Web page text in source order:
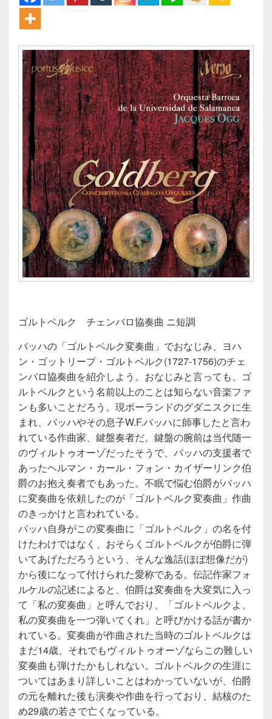
ゴルトベルク チェンバロ協奏曲 ニ短調
バッハの「ゴルトベルク変奏曲」でおなじみ、ヨハ
ン・ゴットリープ・ゴルトベルク(1727-1756)のチェ
ンバロ協奏曲を紹介しよう。おなじみと言っても、ゴ
ルトベルクという名前以上のことは知らない音楽ファ
ンも多いことだろう。現ポーランドのグダニスクに生
まれ、バッハやその息子W.F.バッハに師事したと言わ
れている作曲家、鍵盤奏者だ。鍵盤の腕前は当代随一
のヴィルトゥオーゾだったそうで、バッハの支援者で
あったヘルマン・カール・フォン・カイザーリンク伯
爵のお抱え奏者でもあった。不眠で悩む伯爵がバッハ
に変奏曲を依頼したのが「ゴルトベルク変奏曲」作曲
のきっかけと言われている。
バッハ自身がこの変奏曲に「ゴルトベルク」の名を付
けたわけではなく、おそらくゴルトベルクが伯爵に弾
いてあげただろうという、そんな逸話(ほぼ想像だが)
から後になって付けられた愛称である。伝記作家フォ
ルケルの記述によると、伯爵は変奏曲を大変気に入っ
て「私の変奏曲」と呼んでおり、「ゴルトベルクよ、
私の変奏曲を一つ弾いてくれ」と呼びかける話が書か
れている。変奏曲が作曲された当時のゴルトベルクは
まだ14歳、それでもヴィルトゥオーゾならこの難しい
変奏曲も弾けたかもしれない。ゴルトベルクの生涯に
ついてはあまり詳しいことはわかっていないが、伯爵
の元を離れた後も演奏や作曲を行っており、結核のた
め29歳の若さで亡くなっている。